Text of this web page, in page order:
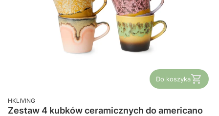
Do koszyka
PRODUCENT
HKLIVING
Zestaw 4 kubków ceramicznych do americano